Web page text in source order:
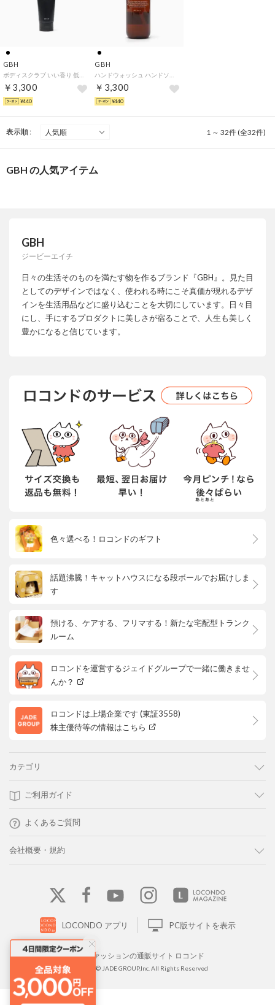
GBH
￥3,300
¥440
GBH
￥3,300
¥440
表示順 : 1 ～ 32件 (全32件)
GBH の人気アイテム
GBH
ジービーエイチ
日々の生活そのものを満たす物を作るブランド『GBH』。見た目
としてのデザインではなく、使われる時にこそ真価が現れるデザ
インを生活用品などに盛り込むことを大切にしています。日々目
にし、手にするプロダクトに美しさが宿ることで、人生も美しく
豊かになると信じています。
色々選べる！ロコンドのギフト
話題沸騰！キャットハウスになる段ボールでお届けしま
す
預ける、ケアする、フリマする！新たな宅配型トランク
ルーム
ロコンドを運営するジェイドグループで一緒に働きませ
んか？
ロコンドは上場企業です (東証3558)
株主優待等の情報はこちら
カテゴリ
ご利用ガイド
よくあるご質問
会社概要・規約
LOCONDO アプリ PC版サイトを表示
靴とファッションの通販サイト ロコンド
Copyright © JADE GROUP,Inc. All Rights Reserved